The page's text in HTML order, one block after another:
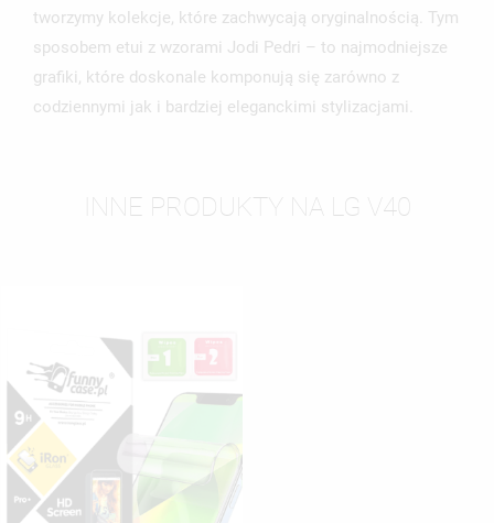
tworzymy kolekcje, które zachwycają oryginalnością. Tym
sposobem etui z wzorami Jodi Pedri – to najmodniejsze
grafiki, które doskonale komponują się zarówno z
codziennymi jak i bardziej eleganckimi stylizacjami.
INNE PRODUKTY NA LG V40